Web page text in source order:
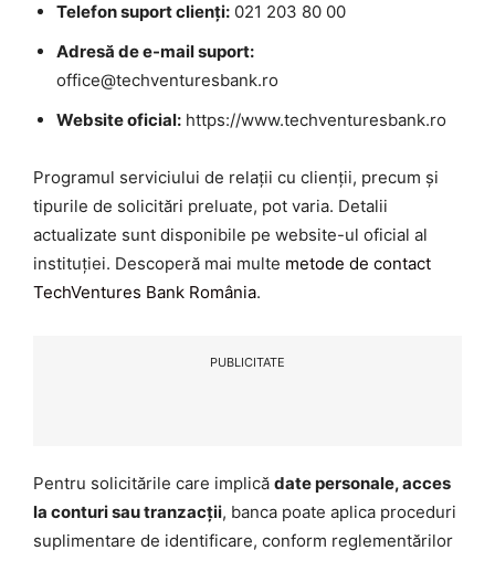
Telefon suport clienți: 021 203 80 00
Adresă de e-mail suport:
office@techventuresbank.ro
Website oficial: https://www.techventuresbank.ro
Programul serviciului de relații cu clienții, precum și
tipurile de solicitări preluate, pot varia. Detalii
actualizate sunt disponibile pe website-ul oficial al
instituției. Descoperă mai multe metode de contact
TechVentures Bank România.
PUBLICITATE
Pentru solicitările care implică date personale, acces
la conturi sau tranzacții, banca poate aplica proceduri
suplimentare de identificare, conform reglementărilor